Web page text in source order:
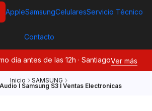
AppleSamsungCelularesServicio Técnico
Contacto
día antes de las 12h · SantiagoVer más
Inicio SAMSUNG
I Samsung S3 I Ventas Electronicas